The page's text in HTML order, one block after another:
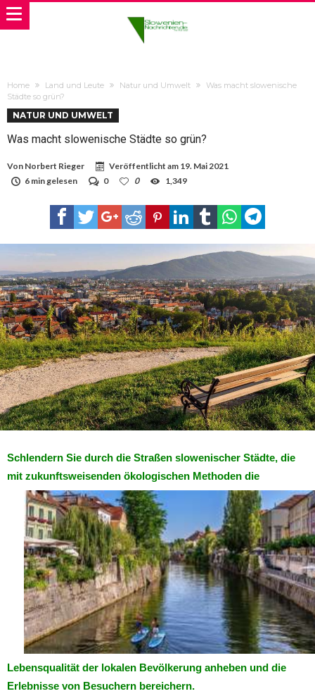
Home Land und Leute Natur und Umwelt
Was macht slowenische
Städte so grün?
NATUR UND UMWELT
Was macht slowenische Städte so grün?
Von Norbert Rieger Veröffentlicht am 19. Mai 2021
6 min gelesen
0 0 1,349
Schlendern Sie durch die Straßen slowenischer Städte, die
mit zukunftsweisenden ökologischen Methoden die
Lebensqualität der lokalen Bevölkerung anheben und die
Erlebnisse von Besuchern bereichern.